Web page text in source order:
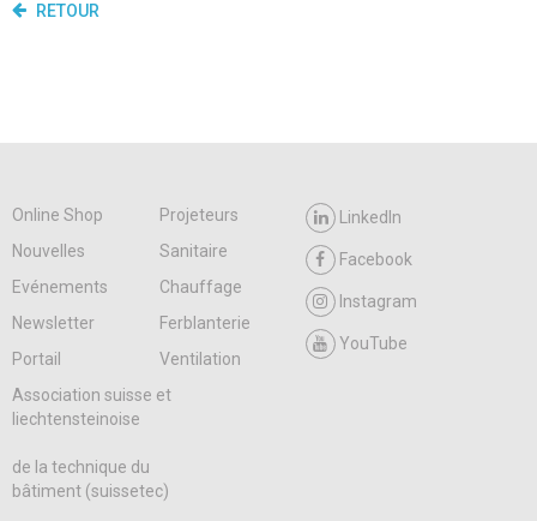
RETOUR
Online Shop
Projeteurs
Nouvelles
Sanitaire
Evénements
Chauffage
Newsletter
Ferblanterie
Portail
Ventilation
LinkedIn
Facebook
Instagram
YouTube
Association suisse et
liechtensteinoise
de la technique du
bâtiment (suissetec)